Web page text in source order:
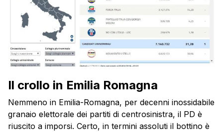
Il crollo in Emilia Romagna
Nemmeno in Emilia-Romagna, per decenni inossidabile
granaio elettorale dei partiti di centrosinistra, il PD è
riuscito a imporsi. Certo, in termini assoluti il bottino è